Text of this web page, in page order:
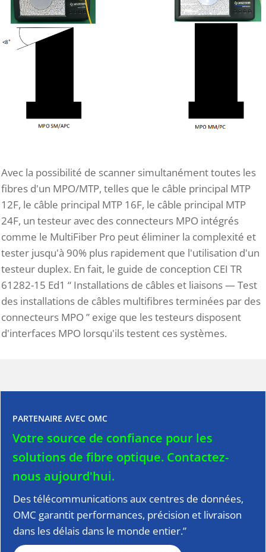
Avec la possibilité de scanner simultanément toutes les
fibres d'un MPO/MTP, telles que le câble principal MTP
12F, le câble principal MTP 16F, le câble principal MTP
24F, un testeur avec des connecteurs MPO intégrés
comme le MultiFiber Pro peut éliminer la complexité et
tester jusqu'à 90% plus rapidement que l'utilisation d'un
testeur duplex. En fait, le guide de conception CEI TR
61282-15 Ed1 “ Installations de câbles et liaisons — Test
des installations de câbles multifibres terminées par des
connecteurs MPO ” exige que les testeurs disposent
d'interfaces MPO lorsqu'ils testent ces systèmes.
PARTENAIRE AVEC OMC
Votre source de confiance pour les
solutions de fibre optique. Contactez-
nous aujourd'hui.
Des télécommunications aux centres de données,
OMC garantit performances, précision et livraison
dans les délais dans le monde entier.”